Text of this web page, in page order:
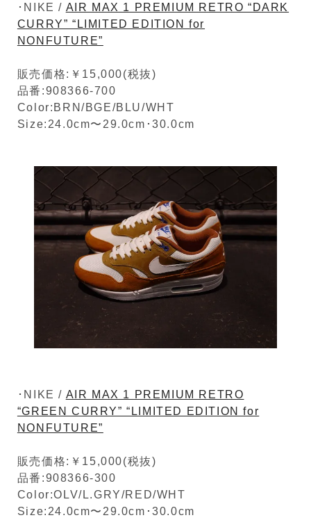
･NIKE / AIR MAX 1 PREMIUM RETRO “DARK
CURRY” “LIMITED EDITION for
NONFUTURE”
販売価格:￥15,000(税抜)
品番:908366-700
Color:BRN/BGE/BLU/WHT
Size:24.0cm〜29.0cm･30.0cm
･NIKE / AIR MAX 1 PREMIUM RETRO
“GREEN CURRY” “LIMITED EDITION for
NONFUTURE”
販売価格:￥15,000(税抜)
品番:908366-300
Color:OLV/L.GRY/RED/WHT
Size:24.0cm〜29.0cm･30.0cm